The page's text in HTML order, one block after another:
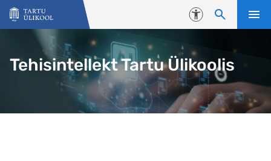
Liigu edasi põhisisu juurde
Juurdepääsetavus
Tehisintellekt Tartu Ülikoolis